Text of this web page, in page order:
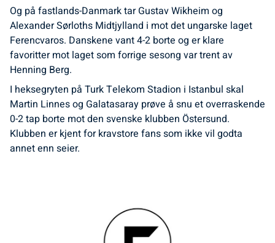
Og på fastlands-Danmark tar Gustav Wikheim og
Alexander Sørloths Midtjylland i mot det ungarske laget
Ferencvaros. Danskene vant 4-2 borte og er klare
favoritter mot laget som forrige sesong var trent av
Henning Berg.
I heksegryten på Turk Telekom Stadion i Istanbul skal
Martin Linnes og Galatasaray prøve å snu et overraskende
0-2 tap borte mot den svenske klubben Östersund.
Klubben er kjent for kravstore fans som ikke vil godta
annet enn seier.